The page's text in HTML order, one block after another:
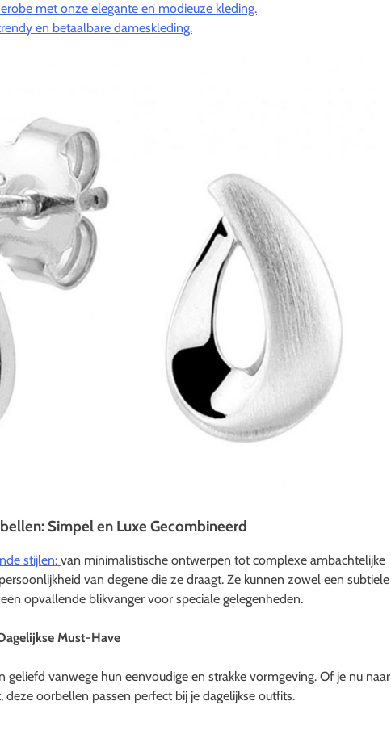
met onze elegante en modieuze kleding.
en betaalbare dameskleding.
Simpel en Luxe Gecombineerd
stijlen: van minimalistische ontwerpen tot complexe ambachtelijke
van degene die ze draagt. Ze kunnen zowel een subtiele
opvallende blikvanger voor speciale gelegenheden.
Must-Have
vanwege hun eenvoudige en strakke vormgeving. Of je nu naar
oorbellen passen perfect bij je dagelijkse outfits.